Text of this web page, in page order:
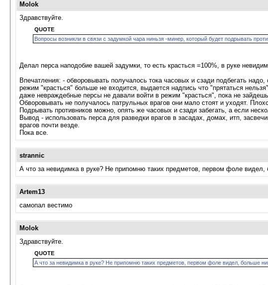
Molok
Здравствуйте.
QUOTE
Вопросы возникли в связи с задумкой чара ниньзя -минер, который будет подрывать
Делал перса наподобие вашей задумки, то есть красться =100%, в руке
Впечатления: - обворовывать получалось тока часовых и сзади подбегать
режим "красться" больше не входится, выдается надпись что "прятаться
даже невраждебные персы не давали войти в режим "красться", пока не
Обворовывать не получалось патрульных врагов они мало стоят и уходят.
Подрывать противников можно, опять же часовых и сзади забегать, а если
Вывод - использовать перса для разведки врагов в засадах, домах, итп,
врагов почти везде.
Пока все.
strannic
А что за невидимка в руке? Не припомню таких предметов, первом фоле
Artem13
самопал вестимо
Molok
Здравствуйте.
QUOTE
А что за невидимка в руке? Не припомню таких предметов, первом фоле видел, больше